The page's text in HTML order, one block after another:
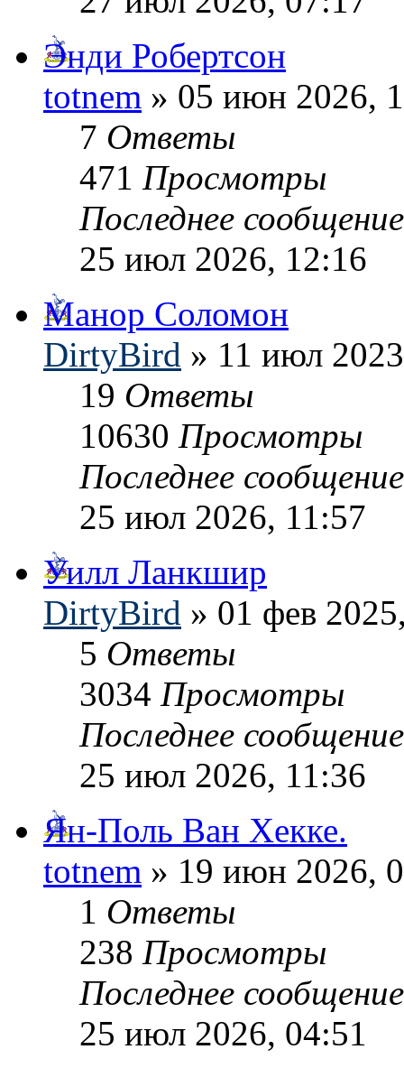
Энди Робертсон
totnem » 05 июн 2026,
7 Ответы
471 Просмотры
Последнее
25 июл 2026, 12:16
Манор Соломон
DirtyBird » 11 июл
19 Ответы
10630 Просмотры
Последнее
25 июл 2026, 11:57
Уилл Ланкшир
DirtyBird » 01 фев
5 Ответы
3034 Просмотры
Последнее
25 июл 2026, 11:36
Ян-Поль Ван Хекке.
totnem » 19 июн 2026,
1 Ответы
238 Просмотры
Последнее
25 июл 2026, 04:51